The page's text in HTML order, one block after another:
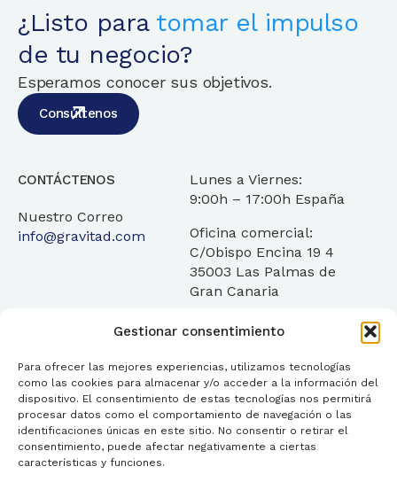
Gestionar consentimiento
Para ofrecer las mejores experiencias, utilizamos tecnologías
como las cookies para almacenar y/o acceder a la información del
dispositivo. El consentimiento de estas tecnologías nos permitirá
procesar datos como el comportamiento de navegación o las
identificaciones únicas en este sitio. No consentir o retirar el
consentimiento, puede afectar negativamente a ciertas
características y funciones.
¿Listo para tomar el impulso
de tu negocio?
Esperamos conocer sus objetivos.
Consúltenos
CONTÁCTENOS
Nuestro Correo
info@gravitad.com
Lunes a Viernes:
9:00h – 17:00h España
Oficina comercial:
C/Obispo Encina 19 4
35003 Las Palmas de
Gran Canaria
Servicios ¿Quienes Somos? Transparencia
Blog Contáctanos FAQ